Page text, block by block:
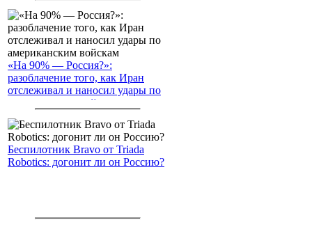
«На 90% — Россия?»:
разоблачение того, как Иран
отслеживал и наносил удары по
американским войскам
Беспилотник Bravo от Triada
Robotics: догонит ли он Россию?